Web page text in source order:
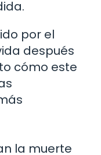
por el
después
cómo este
la muerte